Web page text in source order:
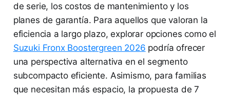
de serie, los costos de mantenimiento y los
planes de garantía. Para aquellos que valoran la
eficiencia a largo plazo, explorar opciones como el
Suzuki Fronx Boostergreen 2026 podría ofrecer
una perspectiva alternativa en el segmento
subcompacto eficiente. Asimismo, para familias
que necesitan más espacio, la propuesta de 7